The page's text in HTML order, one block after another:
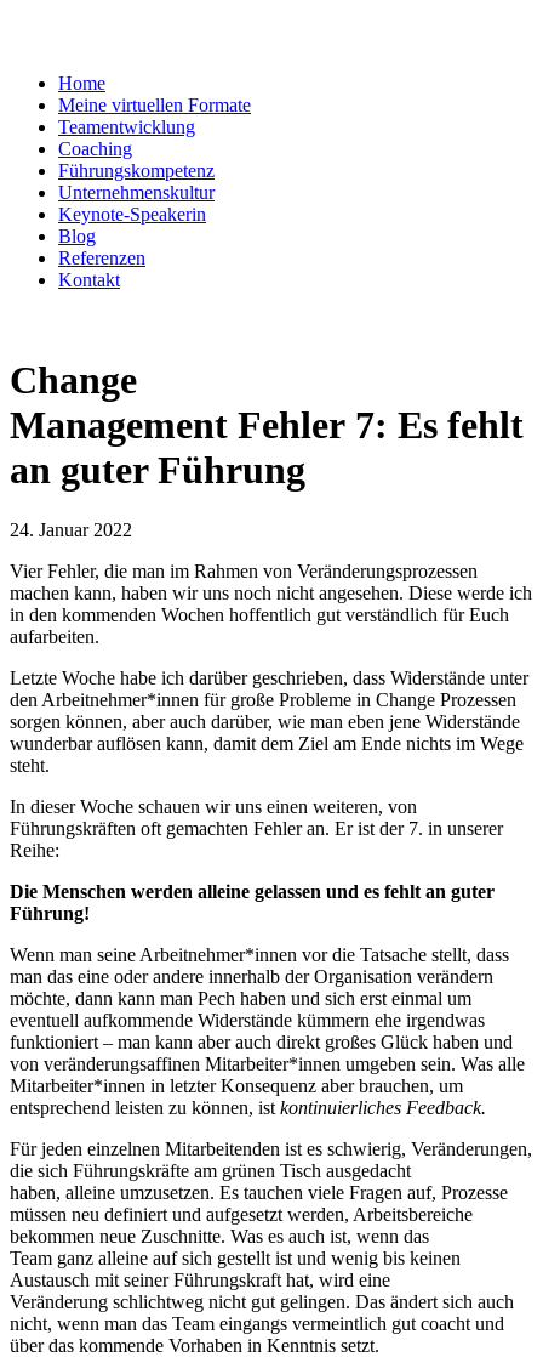
Home
Meine virtuellen Formate
Teamentwicklung
Coaching
Führungskompetenz
Unternehmenskultur
Keynote-Speakerin
Blog
Referenzen
Kontakt
Change
Management Fehler 7: Es fehlt
an guter Führung
24. Januar 2022
Vier Fehler, die man im Rahmen von Veränderungsprozessen
machen kann, haben wir uns noch nicht angesehen. Diese werde ich
in den kommenden Wochen hoffentlich gut verständlich für Euch
aufarbeiten.
Letzte Woche habe ich darüber geschrieben, dass Widerstände unter
den Arbeitnehmer*innen für große Probleme in Change Prozessen
sorgen können, aber auch darüber, wie man eben jene Widerstände
wunderbar auflösen kann, damit dem Ziel am Ende nichts im Wege
steht.
In dieser Woche schauen wir uns einen weiteren, von
Führungskräften oft gemachten Fehler an. Er ist der 7. in unserer
Reihe:
Die Menschen werden alleine gelassen und es fehlt an guter
Führung!
Wenn man seine Arbeitnehmer*innen vor die Tatsache stellt, dass
man das eine oder andere innerhalb der Organisation verändern
möchte, dann kann man Pech haben und sich erst einmal um
eventuell aufkommende Widerstände kümmern ehe irgendwas
funktioniert – man kann aber auch direkt großes Glück haben und
von veränderungsaffinen Mitarbeiter*innen umgeben sein. Was alle
Mitarbeiter*innen in letzter Konsequenz aber brauchen, um
entsprechend leisten zu können, ist kontinuierliches Feedback.
Für jeden einzelnen Mitarbeitenden ist es schwierig, Veränderungen,
die sich Führungskräfte am grünen Tisch ausgedacht
haben, alleine umzusetzen. Es tauchen viele Fragen auf, Prozesse
müssen neu definiert und aufgesetzt werden, Arbeitsbereiche
bekommen neue Zuschnitte. Was es auch ist, wenn das
Team ganz alleine auf sich gestellt ist und wenig bis keinen
Austausch mit seiner Führungskraft hat, wird eine
Veränderung schlichtweg nicht gut gelingen. Das ändert sich auch
nicht, wenn man das Team eingangs vermeintlich gut coacht und
über das kommende Vorhaben in Kenntnis setzt.